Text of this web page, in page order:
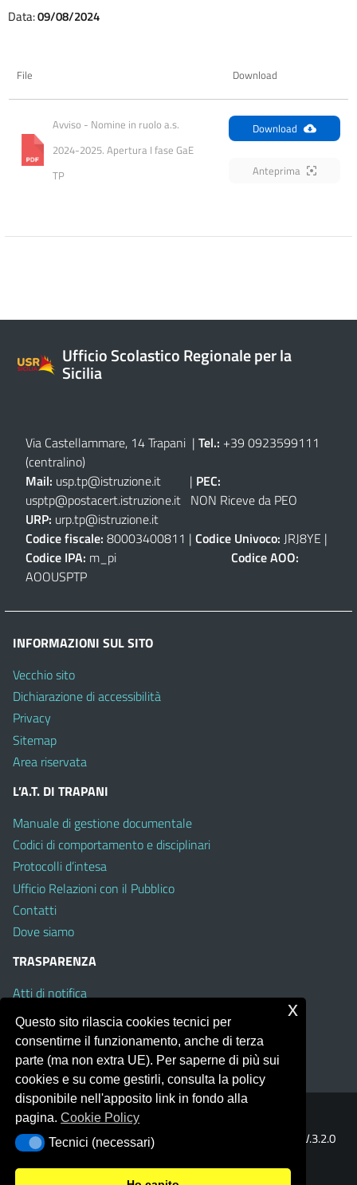
Data:09/08/2024
File Download
Avviso - Nomine in ruolo a.s.
2024-2025. Apertura I fase GaE
TP
Download
Anteprima
Ufficio Scolastico Regionale per la
Sicilia
Via Castellammare, 14 Trapani | Tel.: +39 0923599111
(centralino)
Mail: usp.tp@istruzione.it | PEC:
usptp@postacert.istruzione.it NON Riceve da PEO
URP: urp.tp@istruzione.it
Codice fiscale: 80003400811 | Codice Univoco: JRJ8YE |
Codice IPA: m_pi Codice AOO:
AOOUSPTP
INFORMAZIONI SUL SITO
Vecchio sito
Dichiarazione di accessibilità
Privacy
Sitemap
Area riservata
L’A.T. DI TRAPANI
Manuale di gestione documentale
Codici di comportamento e disciplinari
Protocolli d’intesa
Ufficio Relazioni con il Pubblico
Contatti
Dove siamo
TRASPARENZA
Atti di notifica
Albo on line
Amministrazione Trasparente
Obiettivi di Accessibilità
Portale realizzato con la piattaforma
Template Italia configurato sul tema accessibile
V.3.2.0
(Mizar)
Questo sito rilascia cookies tecnici per
consentirne il funzionamento, anche di terza
parte (ma non extra UE). Per saperne di più sui
cookies e su come gestirli, consulta la policy
disponibile nell'apposito link in fondo alla
pagina.Cookie Policy
Tecnici (necessari)
Tecnici (necessari)
x